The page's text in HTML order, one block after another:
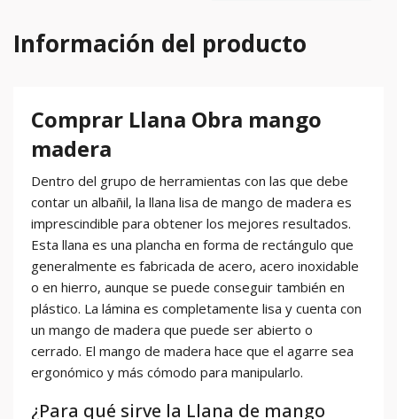
Información del producto
Comprar Llana Obra mango
madera
Dentro del grupo de herramientas con las que debe
contar un albañil, la llana lisa de mango de madera es
imprescindible para obtener los mejores resultados.
Esta llana es una plancha en forma de rectángulo que
generalmente es fabricada de acero, acero inoxidable
o en hierro, aunque se puede conseguir también en
plástico. La lámina es completamente lisa y cuenta con
un mango de madera que puede ser abierto o
cerrado. El mango de madera hace que el agarre sea
ergonómico y más cómodo para manipularlo.
¿Para qué sirve la Llana de mango